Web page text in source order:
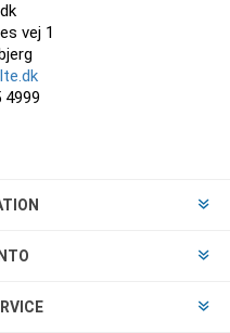
vej 1
4999